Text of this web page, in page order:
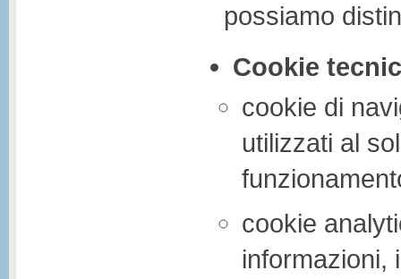
possiamo
Cookie
cookie di
utilizzati al
cookie
informazioni,